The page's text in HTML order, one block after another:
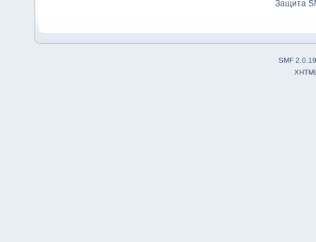
Защита
SMF 2.0.19